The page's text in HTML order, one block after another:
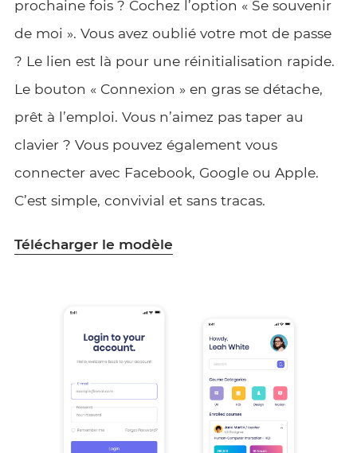
prochaine fois ? Cochez l’option « Se souvenir
de moi ». Vous avez oublié votre mot de passe
? Le lien est là pour une réinitialisation rapide.
Le bouton « Connexion » en gras se détache,
prêt à l’emploi. Vous n’aimez pas taper au
clavier ? Vous pouvez également vous
connecter avec Facebook, Google ou Apple.
C’est simple, convivial et sans tracas.
Télécharger le modèle